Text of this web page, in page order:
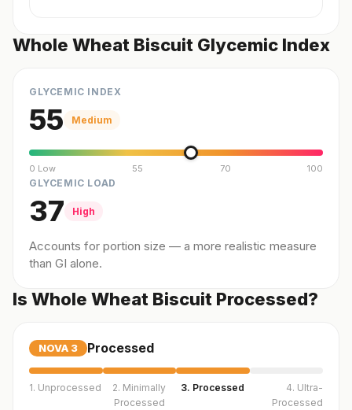
Whole Wheat Biscuit Glycemic Index
GLYCEMIC INDEX
55 Medium
0 Low 55 70 100
GLYCEMIC LOAD
37 High
Accounts for portion size — a more realistic measure
than GI alone.
Is Whole Wheat Biscuit Processed?
NOVA 3 Processed
1. Unprocessed
2. Minimally
Processed
3. Processed
4. Ultra-
Processed